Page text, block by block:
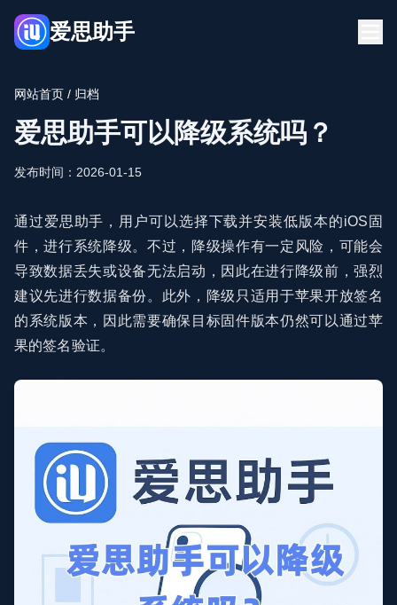
爱思助手
博客
常见问题
立即下载
网站首页 / 归档
爱思助手可以降级系统吗？
发布时间：2026-01-15
通过爱思助手，用户可以选择下载并安装低版本的iOS固
件，进行系统降级。不过，降级操作有一定风险，可能会
导致数据丢失或设备无法启动，因此在进行降级前，强烈
建议先进行数据备份。此外，降级只适用于苹果开放签名
的系统版本，因此需要确保目标固件版本仍然可以通过苹
果的签名验证。